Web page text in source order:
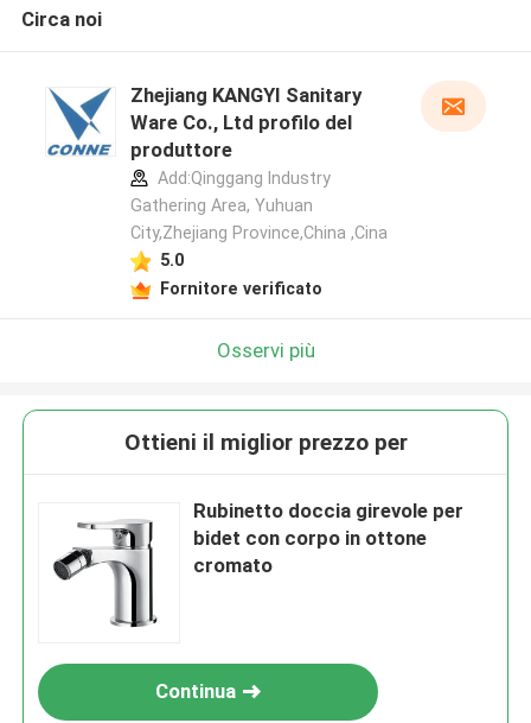
Circa noi
Zhejiang KANGYI Sanitary
Ware Co., Ltd profilo del
produttore
Add:Qinggang lndustry
Gathering Area, Yuhuan
City,Zhejiang Province,China ,Cina
5.0
Fornitore verificato
Osservi più
Ottieni il miglior prezzo per
Rubinetto doccia girevole per
bidet con corpo in ottone
cromato
Continua